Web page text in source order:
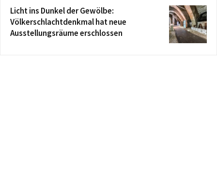
Licht ins Dunkel der Gewölbe:
Völkerschlachtdenkmal hat neue
Ausstellungsräume erschlossen